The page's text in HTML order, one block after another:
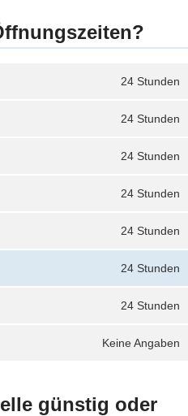
24 Stunden
24 Stunden
24 Stunden
24 Stunden
24 Stunden
24 Stunden
24 Stunden
Keine Angaben
günstig oder